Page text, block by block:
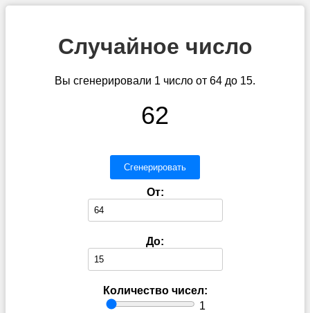
Случайное число
Вы сгенерировали 1 число от 64 до 15.
62
Сгенерировать
От:
До:
Количество чисел:
1